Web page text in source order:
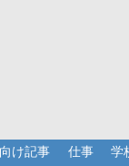
け記事 仕事 学